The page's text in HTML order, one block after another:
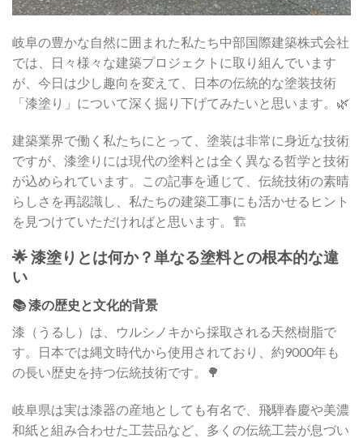
岐阜の豊かな自然に囲まれた私たち中部国際建築株式会社
では、日々様々な建築プロジェクトに取り組んでいます
が、今日は少し趣向を変えて、日本の伝統的な塗装技術
「漆塗り」について深く掘り下げてみたいと思います。🌿
建築業界で働く私たちにとって、塗装は非常に身近な技術
ですが、漆塗りには現代の塗料とは全く異なる哲学と技術
が込められています。この記事を通じて、伝統技術の素晴
らしさを再認識し、私たちの建築工事にも活かせるヒント
を見つけていただければと思います。🏗️
🌟 漆塗りとは何か？単なる塗料との根本的な違
い
📚 漆の歴史と文化的背景
漆（うるし）は、ウルシノキから採取される天然樹脂で
す。日本では縄文時代から使用されており、約9000年も
の長い歴史を持つ伝統技術です。🌳
岐阜県は実は漆器の産地としても有名で、飛騨春慶や美濃
和紙と組み合わせた工芸品など、多くの伝統工芸が息づい